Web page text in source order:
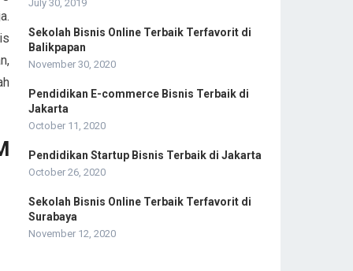
July 30, 2019
Sekolah Bisnis Online Terbaik Terfavorit di
Balikpapan
November 30, 2020
Pendidikan E-commerce Bisnis Terbaik di
Jakarta
October 11, 2020
Pendidikan Startup Bisnis Terbaik di Jakarta
October 26, 2020
Sekolah Bisnis Online Terbaik Terfavorit di
Surabaya
November 12, 2020